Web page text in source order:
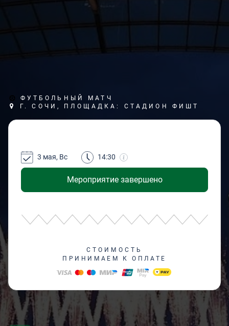
ФУТБОЛЬНЫЙ МАТЧ
Г. СОЧИ, ПЛОЩАДКА: СТАДИОН ФИШТ
Мероприятие завершено
3 мая, Вс 14:30
СТОИМОСТЬ
ПРИНИМАЕМ К ОПЛАТЕ